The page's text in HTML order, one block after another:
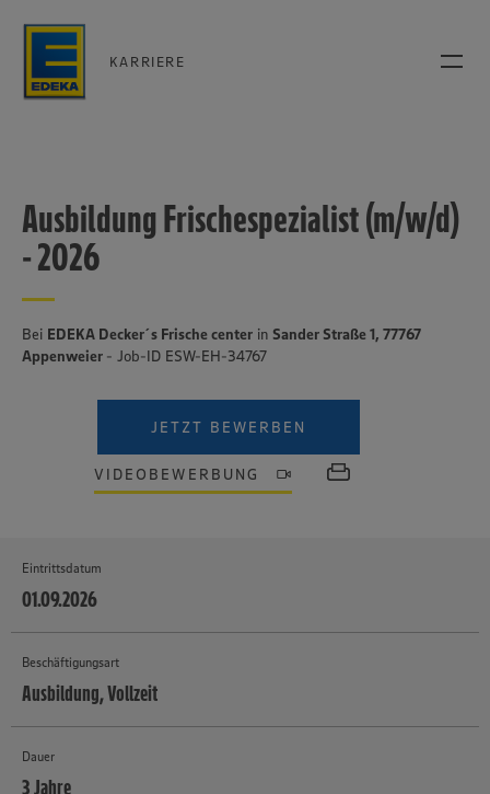
KARRIERE
Ausbildung Frischespezialist (m/w/d)
- 2026
Bei EDEKA Decker´s Frische center in Sander Straße 1, 77767
Appenweier - Job-ID ESW-EH-34767
JETZT BEWERBEN
VIDEOBEWERBUNG
Eintrittsdatum
01.09.2026
Beschäftigungsart
Ausbildung, Vollzeit
Dauer
3 Jahre